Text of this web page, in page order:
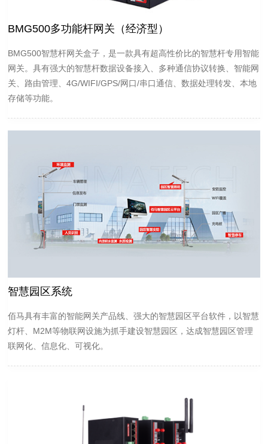
BMG500多功能杆网关（经济型）
BMG500智慧杆网关盒子，是一款具有超高性价比的智慧杆专用智能
网关。具有强大的智慧杆数据设备接入、多种通信协议转换、智能网
关、路由管理、4G/WIFI/GPS/网口/串口通信、数据处理转发、本地
存储等功能。
智慧园区系统
佰马具有丰富的智能网关产品线、强大的智慧园区平台软件，以智慧
灯杆、M2M等物联网设施为抓手建设智慧园区，达成智慧园区管理
联网化、信息化、可视化。